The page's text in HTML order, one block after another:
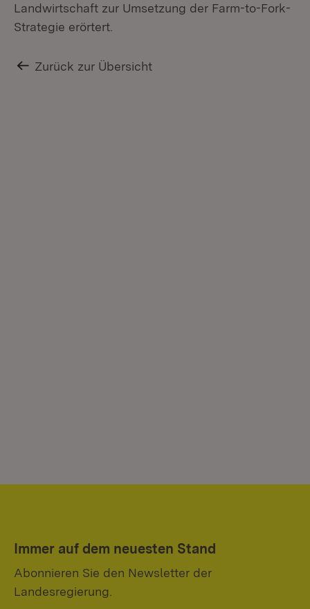
Landwirtschaft zur Umsetzung der Farm-to-Fork-
Strategie erörtert.
Zurück zur Übersicht
Immer auf dem neuesten Stand
Abonnieren Sie den Newsletter der
Landesregierung.